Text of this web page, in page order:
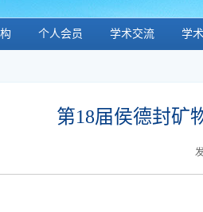
个人会员 学术交流 学
第18届侯德封矿